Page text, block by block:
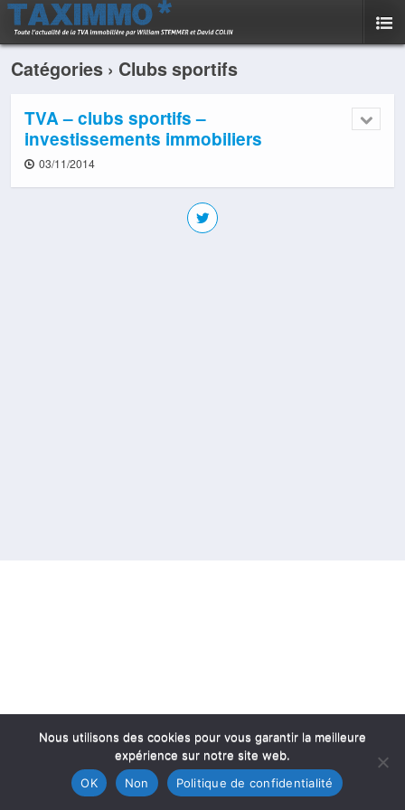
Catégories › Clubs sportifs
TVA – clubs sportifs –
investissements immobiliers
03/11/2014
Nous utilisons des cookies pour vous garantir la meilleure
expérience sur notre site web.
OK
Non Politique de confidentialité